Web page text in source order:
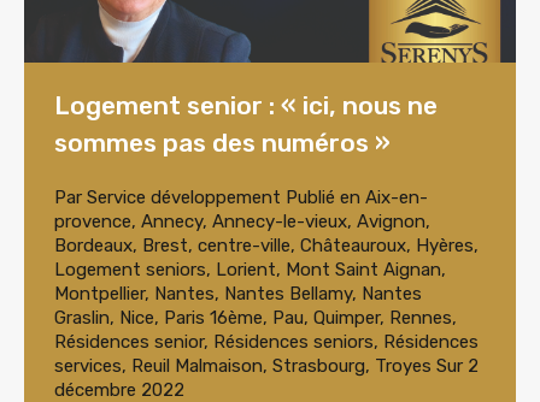
Logement senior : « ici, nous ne
sommes pas des numéros »
Par Service développement Publié en Aix-en-
provence, Annecy, Annecy-le-vieux, Avignon,
Bordeaux, Brest, centre-ville, Châteauroux, Hyères,
Logement seniors, Lorient, Mont Saint Aignan,
Montpellier, Nantes, Nantes Bellamy, Nantes
Graslin, Nice, Paris 16ème, Pau, Quimper, Rennes,
Résidences senior, Résidences seniors, Résidences
services, Reuil Malmaison, Strasbourg, Troyes Sur 2
décembre 2022